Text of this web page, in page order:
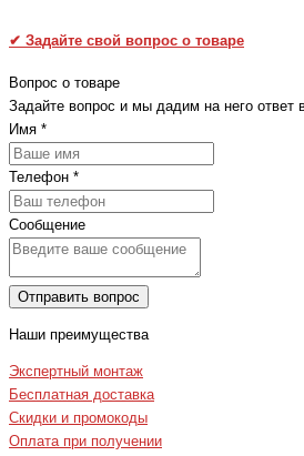
✔ Задайте свой вопрос о товаре
Вопрос о товаре
Задайте вопрос и мы дадим на него ответ
Имя *
Телефон *
Сообщение
Отправить вопрос
Наши преимущества
Экспертный монтаж
Бесплатная доставка
Скидки и промокоды
Оплата при получении